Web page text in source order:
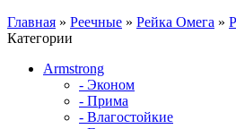
Главная » Реечные » Рейка Омега »
Категории
Armstrong
- Эконом
- Прима
- Влагостойкие